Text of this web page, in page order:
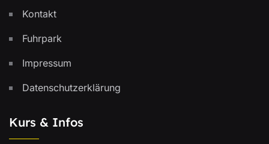
Kontakt
Fuhrpark
Impressum
Datenschutzerklärung
Kurs & Infos